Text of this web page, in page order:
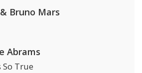
Bruno Mars
Abrams
So True